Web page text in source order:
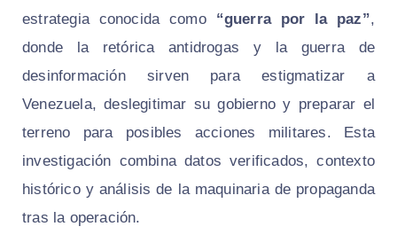
estrategia conocida como “guerra por la paz”,
donde la retórica antidrogas y la guerra de
desinformación sirven para estigmatizar a
Venezuela, deslegitimar su gobierno y preparar el
terreno para posibles acciones militares. Esta
investigación combina datos verificados, contexto
histórico y análisis de la maquinaria de propaganda
tras la operación.